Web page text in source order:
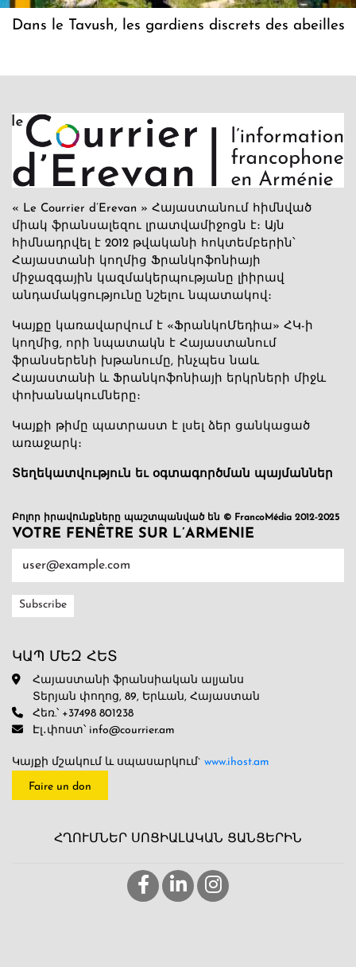
Dans le Tavush, les gardiens discrets des abeilles
« Le Courrier d’Erevan » Հայաստանում հիմնված
միակ ֆրանսալեզու լրատվամիջոցն է։ Այն
հիմնադրվել է 2012 թվականի հոկտեմբերին՝
Հայաստանի կողմից Ֆրանկոֆոնիայի
միջազգային կազմակերպությանը լիիրավ
անդամակցությունը նշելու նպատակով։
Կայքը կառավարվում է «ՖրանկոՄեդիա» ՀԿ-ի
կողմից, որի նպատակն է Հայաստանում
ֆրանսերենի խթանումը, ինչպես նաև
Հայաստանի և Ֆրանկոֆոնիայի երկրների միջև
փոխանակումները։
Կայքի թիմը պատրաստ է լսել ձեր ցանկացած
առաջարկ։
Տեղեկատվություն եւ օգտագործման պայմաններ
Բոլոր իրավունքները պաշտպանված են © FrancoMédia 2012-2025
VOTRE FENÊTRE SUR L’ARMENIE
ԿԱՊ ՄԵԶ ՀԵՏ
Հայաստանի ֆրանսիական ալյանս
Տերյան փողոց, 89, Երևան, Հայաստան
Հեռ.՝ +37498 801238
Էլ․փոստ՝ info@courrier.am
Կայքի մշակում և սպասարկում` www.ihost.am
Faire un don
ՀՂՈՒՄՆԵՐ ՍՈՑԻԱԼԱԿԱՆ ՑԱՆՑԵՐԻՆ